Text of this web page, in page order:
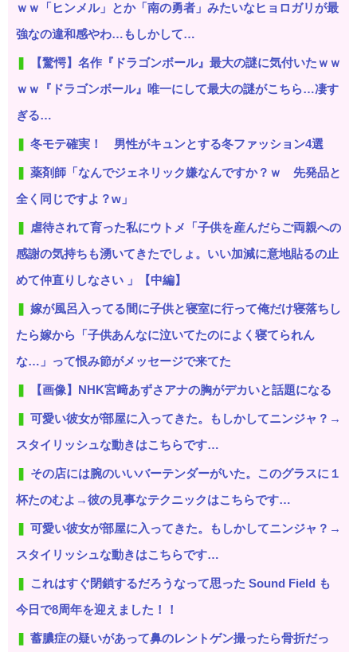
ｗｗ「ヒンメル」とか「南の勇者」みたいなヒョロガリが最
強なの違和感やわ…もしかして…
【驚愕】名作『ドラゴンボール』最大の謎に気付いたｗｗ
ｗｗ『ドラゴンボール』唯一にして最大の謎がこちら…凄す
ぎる…
冬モテ確実！ 男性がキュンとする冬ファッション4選
薬剤師「なんでジェネリック嫌なんですか？ｗ 先発品と
全く同じですよ？w」
虐待されて育った私にウトメ「子供を産んだらご両親への
感謝の気持ちも湧いてきたでしょ。いい加減に意地貼るの止
めて仲直りしなさい 」【中編】
嫁が風呂入ってる間に子供と寝室に行って俺だけ寝落ちし
たら嫁から「子供あんなに泣いてたのによく寝てられん
な…」って恨み節がメッセージで来てた
【画像】NHK宮﨑あずさアナの胸がデカいと話題になる
可愛い彼女が部屋に入ってきた。もしかしてニンジャ？→
スタイリッシュな動きはこちらです…
その店には腕のいいバーテンダーがいた。このグラスに１
杯たのむよ→彼の見事なテクニックはこちらです…
可愛い彼女が部屋に入ってきた。もしかしてニンジャ？→
スタイリッシュな動きはこちらです…
これはすぐ閉鎖するだろうなって思った Sound Field も
今日で8周年を迎えました！！
蓄膿症の疑いがあって鼻のレントゲン撮ったら骨折だっ